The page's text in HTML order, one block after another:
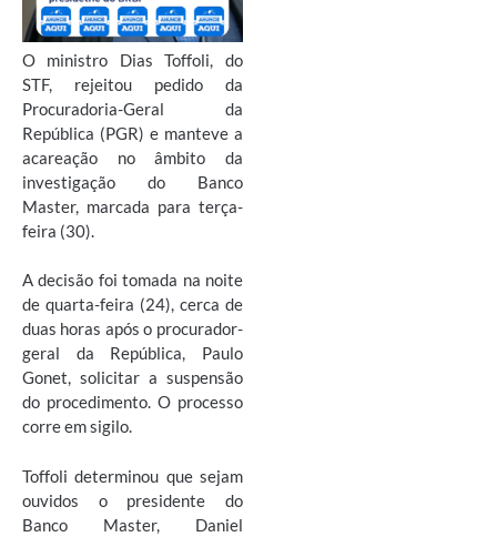
O ministro Dias Toffoli, do
STF, rejeitou pedido da
Procuradoria-Geral da
República (PGR) e manteve a
acareação no âmbito da
investigação do Banco
Master, marcada para terça-
feira (30).
A decisão foi tomada na noite
de quarta-feira (24), cerca de
duas horas após o procurador-
geral da República, Paulo
Gonet, solicitar a suspensão
do procedimento. O processo
corre em sigilo.
Toffoli determinou que sejam
ouvidos o presidente do
Banco Master, Daniel